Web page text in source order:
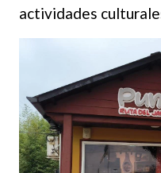
actividades